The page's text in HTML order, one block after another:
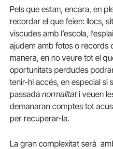
Pels que estan, encara, en
recordar el que feien: llocs,
viscudes amb l’escola,
ajudem amb fotos o records
manera, en no veure tot el
oportunitats perdudes
tenir-hi accés, en especial si
passada normalitati veuen
demanaran comptes tot
per recuperar-la.
La gran complexitat serà